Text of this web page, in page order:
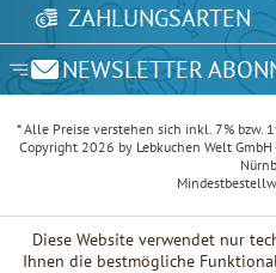
ZAHLUNGSARTEN
NEWSLETTER
* Alle Preise verstehen sich inkl. 7% bzw.
Copyright 2026 by Lebkuchen Welt
Diese Website verwendet nur
Ihnen die bestmögliche